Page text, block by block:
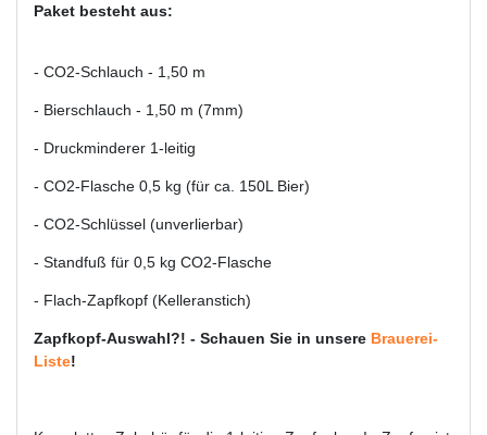
Paket besteht aus:
- CO2-Schlauch - 1,50 m
- Bierschlauch - 1,50 m (7mm)
- Druckminderer 1-leitig
- CO2-Flasche 0,5 kg (für ca. 150L Bier)
- CO2-Schlüssel (unverlierbar)
- Standfuß für 0,5 kg CO2-Flasche
- Flach-Zapfkopf (Kelleranstich)
Zapfkopf-Auswahl?! - Schauen Sie in unsere Brauerei-
Liste!